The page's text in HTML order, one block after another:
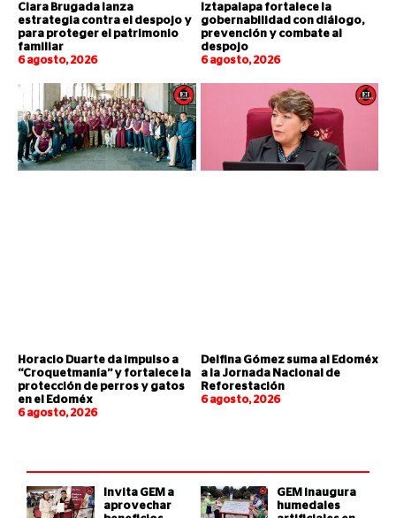
Clara Brugada lanza
estrategia contra el despojo y
para proteger el patrimonio
familiar
6 agosto, 2026
Iztapalapa fortalece la
gobernabilidad con diálogo,
prevención y combate al
despojo
6 agosto, 2026
Horacio Duarte da impulso a
“Croquetmanía” y fortalece la
protección de perros y gatos
en el Edoméx
6 agosto, 2026
Delfina Gómez suma al Edoméx
a la Jornada Nacional de
Reforestación
6 agosto, 2026
Invita GEM a
aprovechar
GEM inaugura
humedales